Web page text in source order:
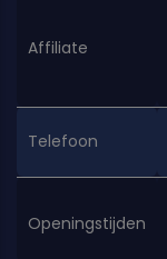
Affiliate
Telefoon
Openingstijden